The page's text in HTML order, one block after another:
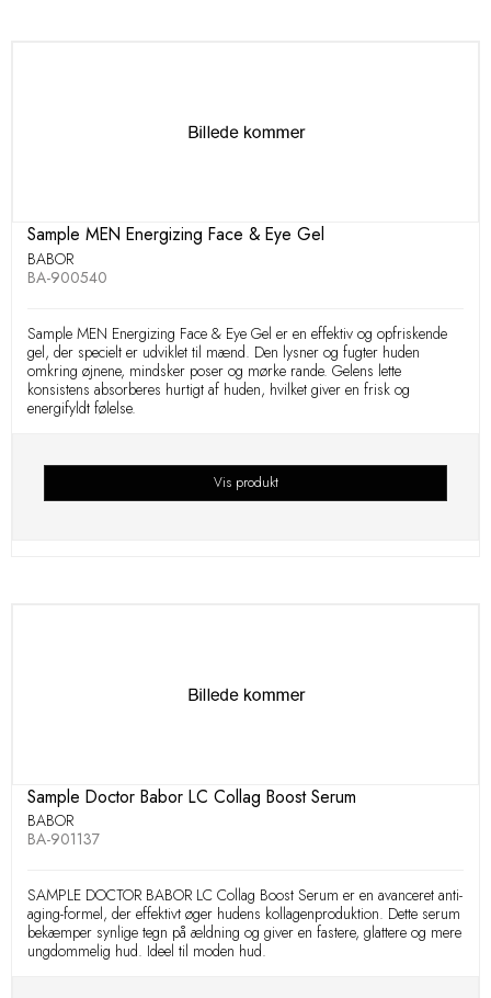
Sample MEN Energizing Face & Eye Gel
BABOR
BA-900540
Sample MEN Energizing Face & Eye Gel er en effektiv og opfriskende
gel, der specielt er udviklet til mænd. Den lysner og fugter huden
omkring øjnene, mindsker poser og mørke rande. Gelens lette
konsistens absorberes hurtigt af huden, hvilket giver en frisk og
energifyldt følelse.
Vis produkt
Sample Doctor Babor LC Collag Boost Serum
BABOR
BA-901137
SAMPLE DOCTOR BABOR LC Collag Boost Serum er en avanceret anti-
aging-formel, der effektivt øger hudens kollagenproduktion. Dette serum
bekæmper synlige tegn på ældning og giver en fastere, glattere og mere
ungdommelig hud. Ideel til moden hud.